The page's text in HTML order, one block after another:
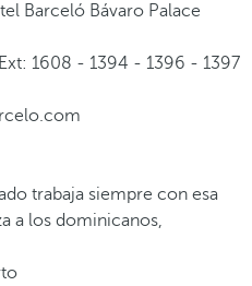
Barceló Bávaro Palace
1608 - 1394 - 1396 - 1397
trabaja siempre con esa
a los dominicanos,